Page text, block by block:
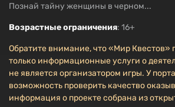
Познай тайну женщины в черном...
Возрастные ограничения: 16+
Обратите внимание, что «Мир Квестов»
только информационные услуги о
не является организатором игры. У
возможность проверить качество
информация о проекте собрана из